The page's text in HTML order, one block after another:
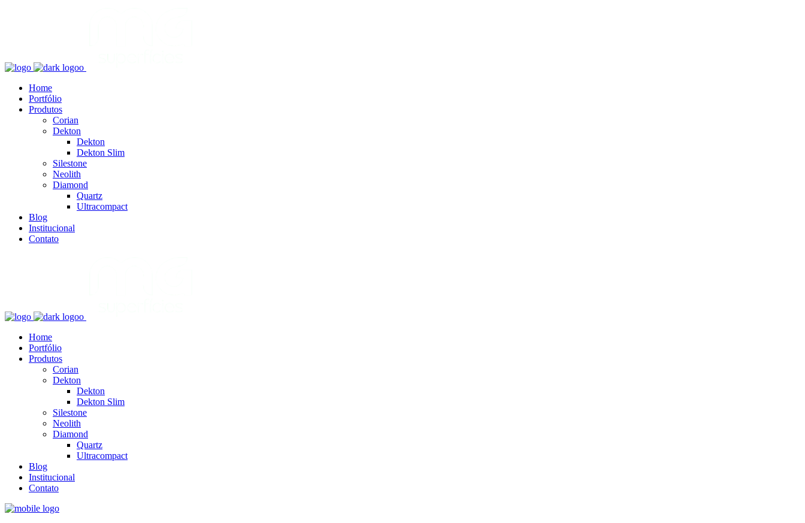
Home
Portfólio
Produtos
Corian
Dekton
Dekton
Dekton Slim
Silestone
Neolith
Diamond
Quartz
Ultracompact
Blog
Institucional
Contato
Home
Portfólio
Produtos
Corian
Dekton
Dekton
Dekton Slim
Silestone
Neolith
Diamond
Quartz
Ultracompact
Blog
Institucional
Contato